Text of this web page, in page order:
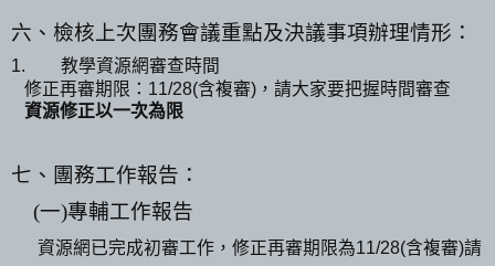
六、檢核上次團務會議重點及決議事項辦理情形：
1.
教學資源網審查時間
修正再審期限： 11/28(含複審) ，請大家要把握時間審查
資源修正以一次為限
七、團務工作報告：
(一)專輔工作報告
資源網已完成初審工作，修正再審期限為11/28(含複審)請